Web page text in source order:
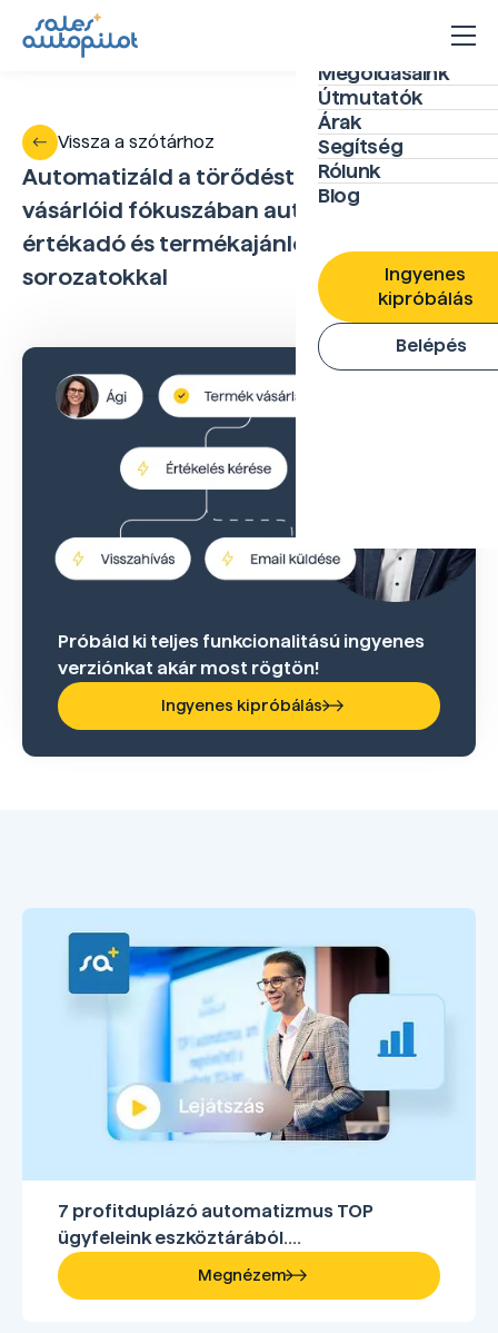
Megoldásaink
Útmutatók
Árak
Segítség
Rólunk
Blog
Ingyenes
kipróbálás
Belépés
Vissza a szótárhoz
Automatizáld a törődést és maradj
vásárlóid fókuszában automatizált
értékadó és termékajánló e-mail
sorozatokkal
Próbáld ki teljes funkcionalitású ingyenes
verziónkat akár most rögtön!
Ingyenes kipróbálás
7 profitduplázó automatizmus TOP
ügyfeleink eszköztárából....
Megnézem